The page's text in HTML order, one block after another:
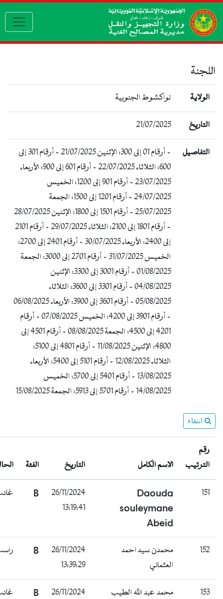
الولاية نواكشوط الجنوبية
التاريخ 21/07/2025
التفاصيل
- أرقام 01 إلى 300: الإثنين 21/07/2025 - أرقام 301 إلى
600: الثلاثاء 22/07/2025 - أرقام 601 إلى 900: الأربعاء
23/07/2025 - أرقام 901 إلى 1200: الخميس
24/07/2025 - أرقام 1201 إلى 1500: الجمعة
25/07/2025 - أرقام 1501 إلى 1800: الإثنين 28/07/2025
- أرقام 1801 إلى 2100: الثلاثاء 29/07/2025 - أرقام 2101
إلى 2400: الأربعاء 30/07/2025 - أرقام 2401 إلى 2700:
الخميس 31/07/2025 - أرقام 2701 إلى 3000: الجمعة
01/08/2025 - أرقام 3001 إلى 3300: الإثنين
04/08/2025 - أرقام 3301 إلى 3600: الثلاثاء
05/08/2025 - أرقام 3601 إلى 3900: الأربعاء 06/08/2025
- أرقام 3901 إلى 4200: الخميس 07/08/2025 - أرقام
4201 إلى 4500: الجمعة 08/08/2025 - أرقام 4501 إلى
4800: الإثنين 11/08/2025 - أرقام 4801 إلى 5100:
الثلاثاء 12/08/2025 - أرقام 5101 إلى 5400: الأربعاء
13/08/2025 - أرقام 5401 إلى 5700: الخميس
14/08/2025 - أرقام 5701 إلى 5913: الجمعة 15/08/2025
انتقاء
الترتيب
الإسم الكامل التاريخ الفئة الحالة
Daouda
souleymane
Abeid
26/11/2024
13:19:41
غائب
محمدن سيد احمد
العثماني
26/11/2024
13:39:29
راسب
محمد عبد الله الطيب
26/11/2024
غائب